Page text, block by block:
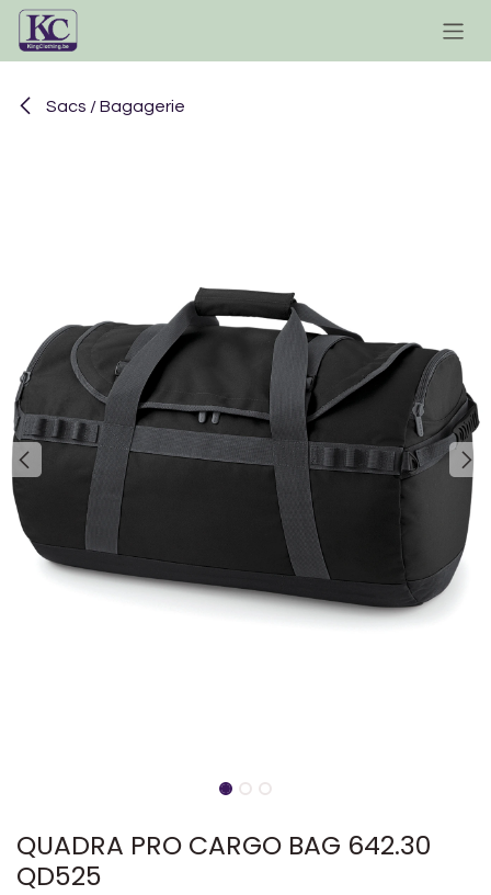
Se rendre au contenu
Sacs / Bagagerie
QUADRA PRO CARGO BAG 642.30
QD525